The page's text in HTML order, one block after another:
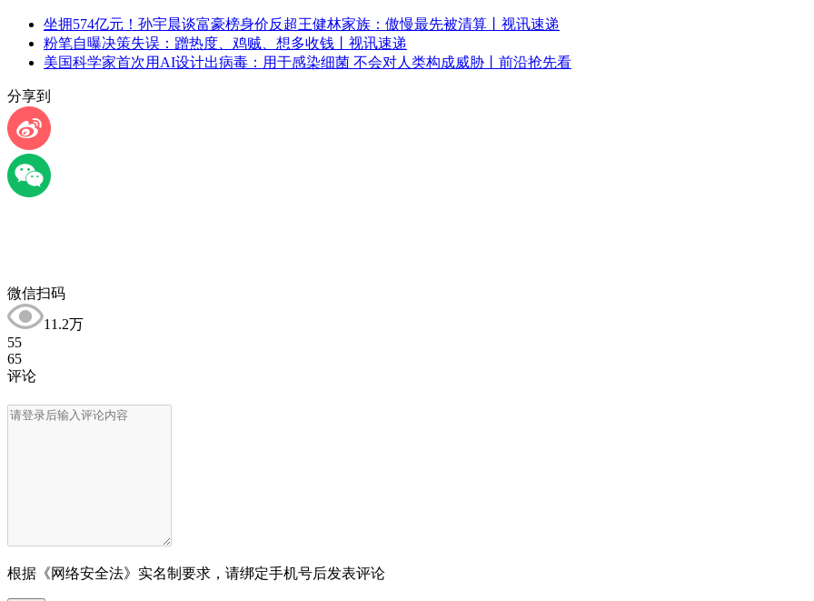
坐拥574亿元！孙宇晨谈富豪榜身价反超王健林家族：傲慢最先被清算丨视讯速递
粉笔自曝决策失误：蹭热度、鸡贼、想多收钱丨视讯速递
美国科学家首次用AI设计出病毒：用于感染细菌 不会对人类构成威胁丨前沿抢先看
分享到
微信扫码
11.2万
55
65
评论
根据《网络安全法》实名制要求，请绑定手机号后发表评论